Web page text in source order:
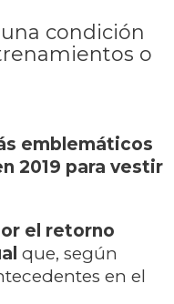
condición
o
emblemáticos
2019 para vestir
el retorno
que, según
en el